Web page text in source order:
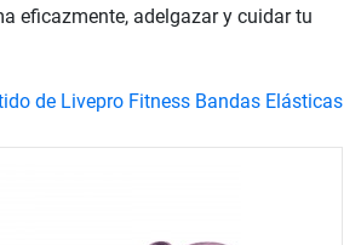
eficazmente, adelgazar y cuidar tu
de Livepro Fitness Bandas Elásticas